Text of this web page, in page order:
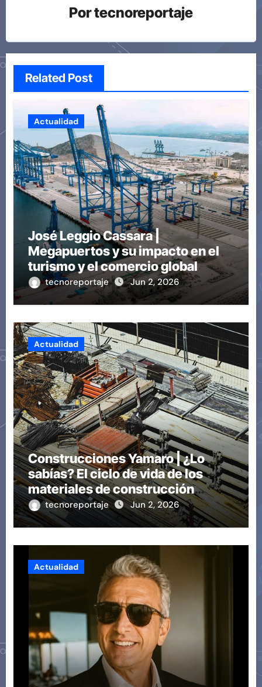
Portecnoreportaje
Related Post
Actualidad
José Leggio Cassara |
Megapuertos y su impacto en el
turismo y el comercio global
tecnoreportaje Jun 2, 2026
Actualidad
Construcciones Yamaro | ¿Lo
sabías? El ciclo de vida de los
materiales de construcción
revoluciona eficiencia en
proyectos modernos
tecnoreportaje Jun 2, 2026
Actualidad